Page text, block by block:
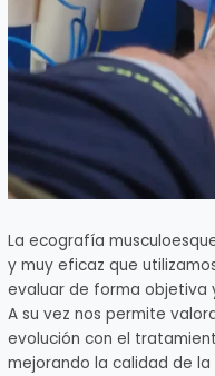
La ecografía
y muy eficaz que
evaluar de forma objetiva
A su vez nos permite
evolución con el
mejorando la calidad de